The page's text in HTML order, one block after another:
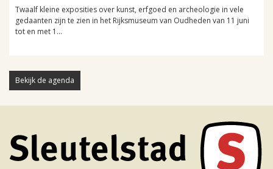
Twaalf kleine exposities over kunst, erfgoed en archeologie in vele
gedaanten zijn te zien in het Rijksmuseum van Oudheden van 11 juni
tot en met 1...
Bekijk de agenda